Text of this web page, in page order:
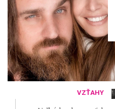
VZŤAHY